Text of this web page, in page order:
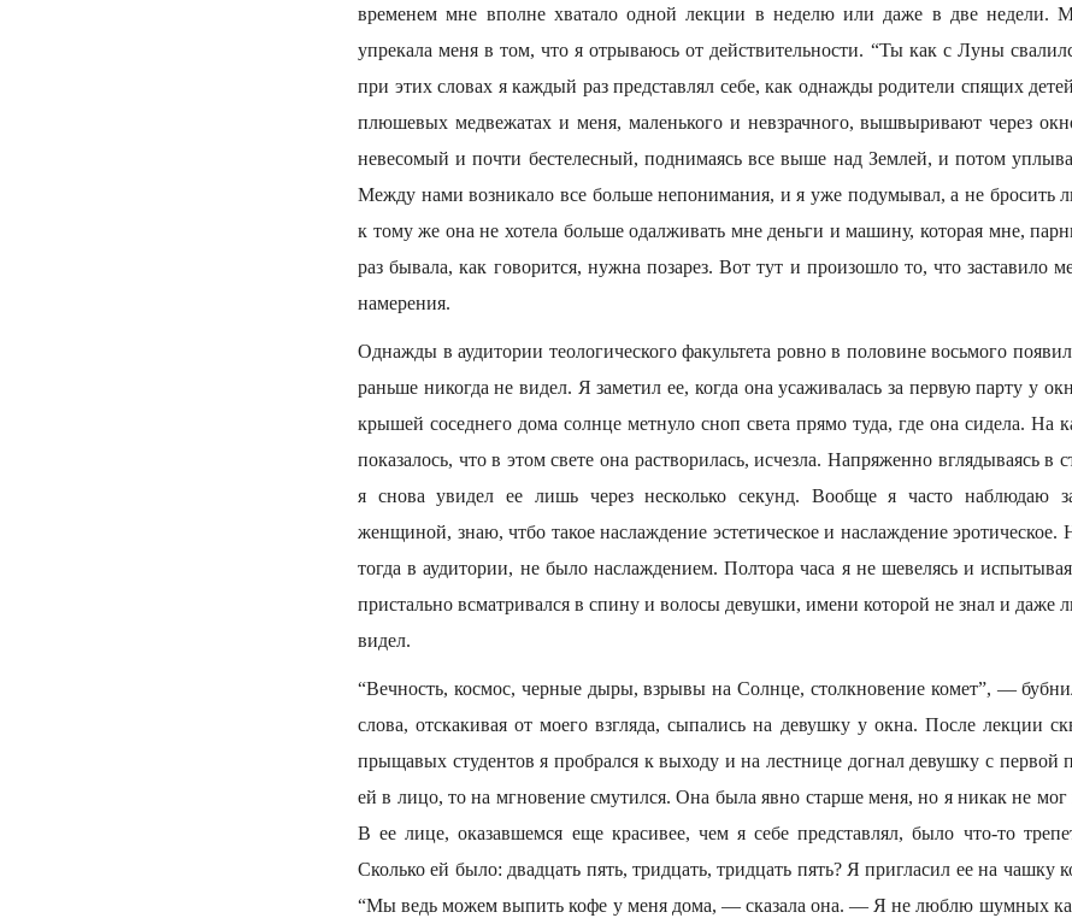
временем мне вполне хватало одной лекции в неделю или даже в две недели.
упрекала меня в том, что я отрываюсь от действительности. “Ты как с Луны
при этих словах я каждый раз представлял себе, как однажды родители спящих
плюшевых медвежатах и меня, маленького и невзрачного, вышвыривают через
невесомый и почти бестелесный, поднимаясь все выше над Землей, и потом
Между нами возникало все больше непонимания, и я уже подумывал, а не бросить
к тому же она не хотела больше одалживать мне деньги и машину, которая мне,
раз бывала, как говорится, нужна позарез. Вот тут и произошло то, что заставило
намерения.
Однажды в аудитории теологического факультета ровно в половине восьмого
раньше никогда не видел. Я заметил ее, когда она усаживалась за первую парту у
крышей соседнего дома солнце метнуло сноп света прямо туда, где она сидела. На
показалось, что в этом свете она растворилась, исчезла. Напряженно вглядываясь в
я снова увидел ее лишь через несколько секунд. Вообще я часто наблюдаю
женщиной, знаю, чтбо такое наслаждение эстетическое и наслаждение эротическое.
тогда в аудитории, не было наслаждением. Полтора часа я не шевелясь и
пристально всматривался в спину и волосы девушки, имени которой не знал и даже
видел.
“Вечность, космос, черные дыры, взрывы на Солнце, столкновение комет”, —
слова, отскакивая от моего взгляда, сыпались на девушку у окна. После лекции
прыщавых студентов я пробрался к выходу и на лестнице догнал девушку с первой
ей в лицо, то на мгновение смутился. Она была явно старше меня, но я никак не мог
В ее лице, оказавшемся еще красивее, чем я себе представлял, было что-то
Сколько ей было: двадцать пять, тридцать, тридцать пять? Я пригласил ее на чашку
“Мы ведь можем выпить кофе у меня дома, — сказала она. — Я не люблю шумных